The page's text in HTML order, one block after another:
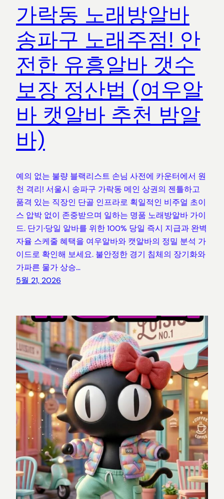
가락동 노래방알바
송파구 노래주점! 안
전한 유흥알바 갯수
보장 정산법 (여우알
바 캣알바 추천 밤알
바)
예의 없는 불량 블랙리스트 손님 사전에 카운터에서 원
천 격리! 서울시 송파구 가락동 메인 상권의 젠틀하고
품격 있는 직장인 단골 인프라로 획일적인 비주얼 초이
스 압박 없이 존중받으며 일하는 명품 노래방알바 가이
드. 단기·당일 알바를 위한 100% 당일 즉시 지급과 완벽
자율 스케줄 혜택을 여우알바와 캣알바의 정밀 분석 가
이드로 확인해 보세요. 불안정한 경기 침체의 장기화와
가파른 물가 상승…
5월 21, 2026